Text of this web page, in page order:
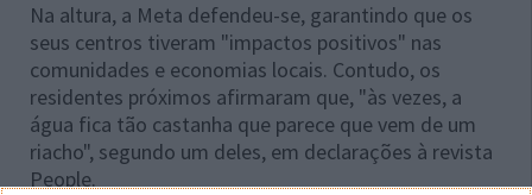
Na altura, a Meta defendeu-se, garantindo que os
seus centros tiveram "impactos positivos" nas
comunidades e economias locais. Contudo, os
residentes próximos afirmaram que, "às vezes, a
água fica tão castanha que parece que vem de um
riacho", segundo um deles, em declarações à revista
People.